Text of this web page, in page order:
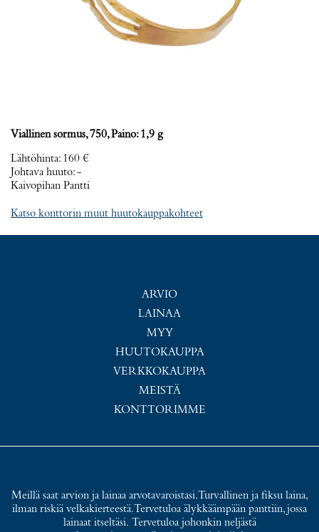
Viallinen sormus, 750, Paino: 1,9 g
Lähtöhinta: 160 €
Johtava huuto:-
Kaivopihan Pantti
Katso konttorin muut huutokauppakohteet
ARVIO
LAINAA
MYY
HUUTOKAUPPA
VERKKOKAUPPA
MEISTÄ
KONTTORIMME
Meillä saat arvion ja lainaa arvotavaroistasi. Turvallinen ja fiksu laina,
ilman riskiä velkakierteestä. Tervetuloa älykkäämpään panttiin, jossa
lainaat itseltäsi. Tervetuloa johonkin neljästä